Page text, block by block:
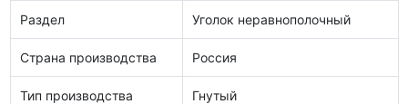
Раздел Уголок неравнополочный
Страна производства Россия
Тип производства Гнутый